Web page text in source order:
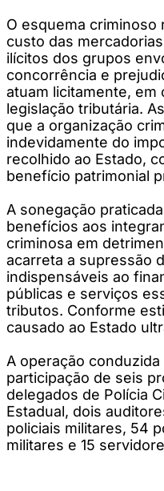
O esquema criminoso
custo das
ilícitos dos grupos
concorrência e
atuam licitamente, em
legislação tributária.
que a organização
indevidamente do
recolhido ao Estado,
benefício patrimonial
A sonegação
benefícios aos
criminosa em
acarreta a supressão
indispensáveis ao
públicas e serviços
tributos. Conforme
causado ao Estado
A operação
participação de seis
delegados de Polícia
Estadual, dois
policiais militares, 54
militares e 15